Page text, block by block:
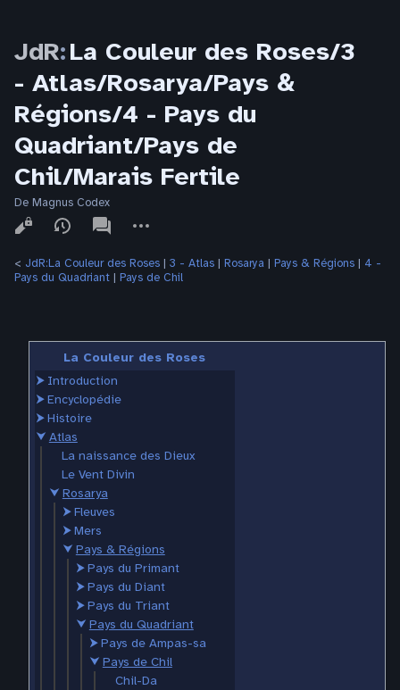
JdR:La Couleur des Roses/3
- Atlas/Rosarya/Pays &
Régions/4 - Pays du
Quadriant/Pays de
Chil/Marais Fertile
De Magnus Codex
Affichages
associated-
pages
actions
< JdR:La Couleur des Roses ‎ | 3 - Atlas ‎ | Rosarya ‎ | Pays & Régions ‎ | 4 -
Pays du Quadriant ‎ | Pays de Chil
La Couleur des Roses
⮞ Introduction
⮞Encyclopédie
⮞Histoire
⮟ Atlas
La naissance des Dieux
Le Vent Divin
⮟ Rosarya
⮞Fleuves
⮞Mers
⮟ Pays & Régions
⮞Pays du Primant
⮞Pays du Diant
⮞Pays du Triant
⮟ Pays du Quadriant
⮞Pays de Ampas-sa
⮟ Pays de Chil
Chil-Da